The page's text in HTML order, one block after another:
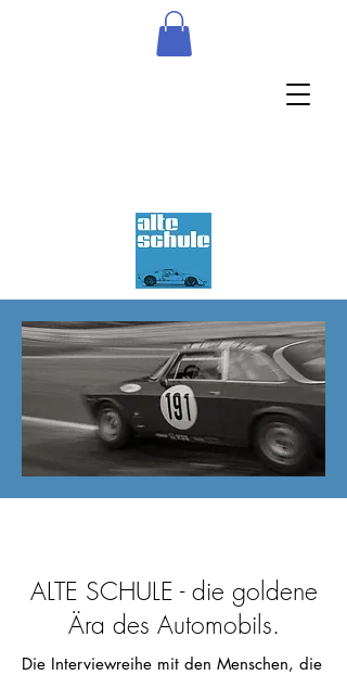
ALTE SCHULE - die goldene
Ära des Automobils.
Die Interviewreihe mit den Menschen, die